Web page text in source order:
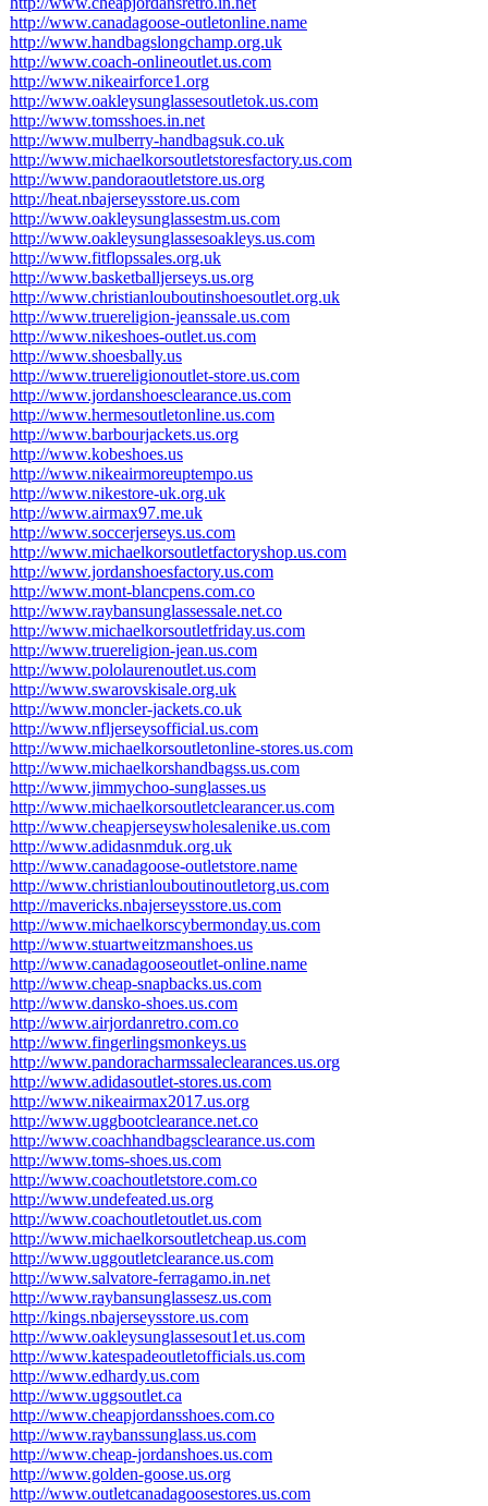
http://www.canadagoose-outletonline.name
http://www.handbagslongchamp.org.uk
http://www.coach-onlineoutlet.us.com
http://www.nikeairforce1.org
http://www.oakleysunglassesoutletok.us.com
http://www.tomsshoes.in.net
http://www.mulberry-handbagsuk.co.uk
http://www.michaelkorsoutletstoresfactory.us.com
http://www.pandoraoutletstore.us.org
http://heat.nbajerseysstore.us.com
http://www.oakleysunglassestm.us.com
http://www.oakleysunglassesoakleys.us.com
http://www.fitflopssales.org.uk
http://www.basketballjerseys.us.org
http://www.christianlouboutinshoesoutlet.org.uk
http://www.truereligion-jeanssale.us.com
http://www.nikeshoes-outlet.us.com
http://www.shoesbally.us
http://www.truereligionoutlet-store.us.com
http://www.jordanshoesclearance.us.com
http://www.hermesoutletonline.us.com
http://www.barbourjackets.us.org
http://www.kobeshoes.us
http://www.nikeairmoreuptempo.us
http://www.nikestore-uk.org.uk
http://www.airmax97.me.uk
http://www.soccerjerseys.us.com
http://www.michaelkorsoutletfactoryshop.us.com
http://www.jordanshoesfactory.us.com
http://www.mont-blancpens.com.co
http://www.raybansunglassessale.net.co
http://www.michaelkorsoutletfriday.us.com
http://www.truereligion-jean.us.com
http://www.pololaurenoutlet.us.com
http://www.swarovskisale.org.uk
http://www.moncler-jackets.co.uk
http://www.nfljerseysofficial.us.com
http://www.michaelkorsoutletonline-stores.us.com
http://www.michaelkorshandbagss.us.com
http://www.jimmychoo-sunglasses.us
http://www.michaelkorsoutletclearancer.us.com
http://www.cheapjerseyswholesalenike.us.com
http://www.adidasnmduk.org.uk
http://www.canadagoose-outletstore.name
http://www.christianlouboutinoutletorg.us.com
http://mavericks.nbajerseysstore.us.com
http://www.michaelkorscybermonday.us.com
http://www.stuartweitzmanshoes.us
http://www.canadagooseoutlet-online.name
http://www.cheap-snapbacks.us.com
http://www.dansko-shoes.us.com
http://www.airjordanretro.com.co
http://www.fingerlingsmonkeys.us
http://www.pandoracharmssaleclearances.us.org
http://www.adidasoutlet-stores.us.com
http://www.nikeairmax2017.us.org
http://www.uggbootclearance.net.co
http://www.coachhandbagsclearance.us.com
http://www.toms-shoes.us.com
http://www.coachoutletstore.com.co
http://www.undefeated.us.org
http://www.coachoutletoutlet.us.com
http://www.michaelkorsoutletcheap.us.com
http://www.uggoutletclearance.us.com
http://www.salvatore-ferragamo.in.net
http://www.raybansunglassesz.us.com
http://kings.nbajerseysstore.us.com
http://www.oakleysunglassesout1et.us.com
http://www.katespadeoutletofficials.us.com
http://www.edhardy.us.com
http://www.uggsoutlet.ca
http://www.cheapjordansshoes.com.co
http://www.raybanssunglass.us.com
http://www.cheap-jordanshoes.us.com
http://www.golden-goose.us.org
http://www.outletcanadagoosestores.us.com